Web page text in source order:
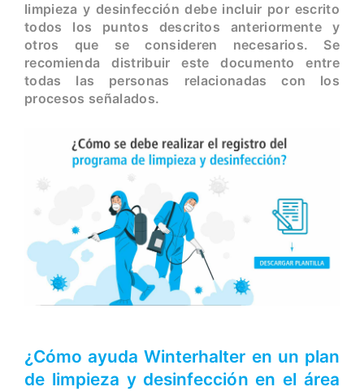
limpieza y desinfección debe incluir por escrito
todos los puntos descritos anteriormente y
otros que se consideren necesarios. Se
recomienda distribuir este documento entre
todas las personas relacionadas con los
procesos señalados.
¿Cómo ayuda Winterhalter en un plan
de limpieza y desinfección en el área